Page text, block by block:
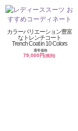
カラーバリエーション豊富
なトレンチコート
Trench Coat in 10 Colors
通常価格
79,000円(税別)